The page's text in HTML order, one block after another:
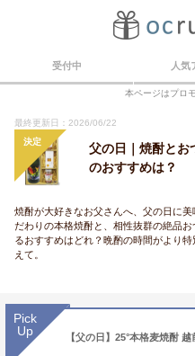
受付中 人気
本ページはプロ
最終更新日：2026/06/22
決定
父の日｜焼酎とお
のおすすめは？
焼酎が大好きなお父さんへ、父の日に
だわりの本格焼酎と、相性抜群の絶品
るおすすめはどれ？晩酌の時間がより
えて。
Pick
Up